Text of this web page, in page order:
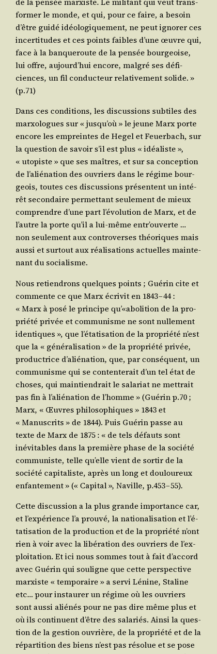
for­mer le monde, et qui, pour ce faire, a besoin
d’être gui­dé idéo­lo­gi­que­ment, ne peut igno­rer ces
incer­ti­tudes et ces points faibles d’une œuvre qui,
face à la ban­que­route de la pen­sée bour­geoise,
lui offre, aujourd’­hui encore, mal­gré ses défi­
ciences, un fil conduc­teur rela­ti­ve­ment solide. »
(p.71)
Dans ces condi­tions, les dis­cus­sions sub­tiles des
mar­xo­logues sur « jus­qu’où » le jeune Marx porte
encore les empreintes de Hegel et Feuer­bach, sur
la ques­tion de savoir s’il est plus « idéa­liste »,
« uto­piste » que ses maîtres, et sur sa concep­tion
de l’a­lié­na­tion des ouvriers dans le régime bour­
geois, toutes ces dis­cus­sions pré­sentent un inté­
rêt secon­daire per­met­tant seule­ment de mieux
com­prendre d’une part l’é­vo­lu­tion de Marx, et de
l’autre la porte qu’il a lui-même entr’ou­verte …
non seule­ment aux contro­verses théo­riques mais
aus­si et sur­tout aux réa­li­sa­tions actuelles main­te­
nant du socialisme.
Nous retien­drons quelques points ; Gué­rin cite et
com­mente ce que Marx écri­vit en 1843 – 44 :
« Marx à posé le prin­cipe qu’«abolition de la pro­
prié­té pri­vée et com­mu­nisme ne sont nul­le­ment
iden­tiques », que l’é­ta­ti­sa­tion de la pro­prié­té n’est
que la « géné­ra­li­sa­tion » de la pro­prié­té pri­vée,
pro­duc­trice d’a­lié­na­tion, que, par consé­quent, un
com­mu­nisme qui se conten­te­rait d’un tel état de
choses, qui main­tien­drait le sala­riat ne met­trait
pas fin à l’a­lié­na­tion de l’homme » (Gué­rin p.70 ;
Marx, « Œuvres phi­lo­so­phiques » 1843 et
« Manus­crits » de 1844). Puis Gué­rin passe au
texte de Marx de 1875 : « de tels défauts sont
inévi­tables dans la pre­mière phase de la socié­té
com­mu­niste, telle qu’elle vient de sor­tir de la
socié­té capi­ta­liste, après un long et dou­lou­reux
enfan­te­ment » (« Capi­tal », Naville, p.453 – 55).
Cette dis­cus­sion a la plus grande impor­tance car,
et l’ex­pé­rience l’a prou­vé, la natio­na­li­sa­tion et l’é­
ta­ti­sa­tion de la pro­duc­tion et de la pro­prié­té n’ont
rien à voir avec la libé­ra­tion des ouvriers de l’ex­
ploi­ta­tion. Et ici nous sommes tout à fait d’ac­cord
avec Gué­rin qui sou­ligne que cette pers­pec­tive
mar­xiste « tem­po­raire » a ser­vi Lénine, Sta­line
etc… pour ins­tau­rer un régime où les ouvriers
sont aus­si alié­nés pour ne pas dire même plus et
où ils conti­nuent d’être des sala­riés. Ain­si la ques­
tion de la ges­tion ouvrière, de la pro­prié­té et de la
répar­ti­tion des biens n’est pas réso­lue et se pose